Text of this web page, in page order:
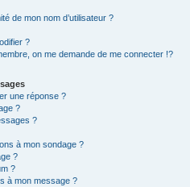
de mon nom d’utilisateur ?
?
on me demande de me connecter !?
une réponse ?
?
?
à mon sondage ?
?
?
à mon message ?